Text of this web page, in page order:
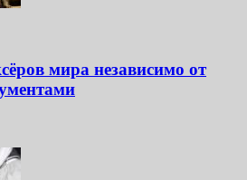
мира независимо от